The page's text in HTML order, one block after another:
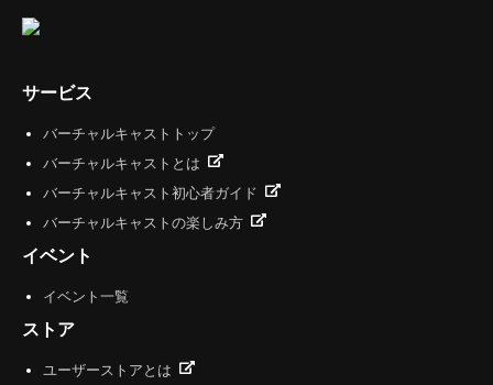
サービス
バーチャルキャストトップ
バーチャルキャストとは
バーチャルキャスト初心者ガイド
バーチャルキャストの楽しみ方
イベント
イベント一覧
ストア
ユーザーストアとは